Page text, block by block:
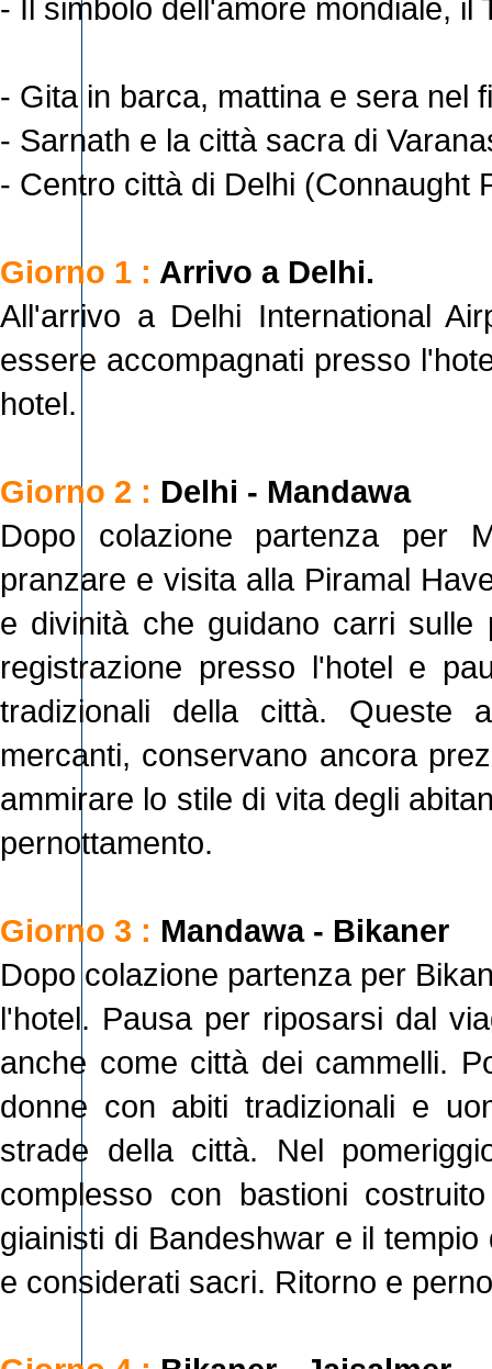
- Il simbolo dell'amore mondiale, il
- Gita in barca, mattina e sera nel
- Sarnath e la città sacra di
- Centro città di Delhi (Connaught
Giorno 1 : Arrivo a Delhi.
All'arrivo a Delhi International
essere accompagnati presso
hotel.
Giorno 2 : Delhi - Mandawa
Dopo colazione partenza per
pranzare e visita alla Piramal
e divinità che guidano carri sulle
registrazione presso l'hotel e
tradizionali della città. Queste
mercanti, conservano ancora
ammirare lo stile di vita degli
pernottamento.
Giorno 3 : Mandawa - Bikaner
Dopo colazione partenza per
l'hotel. Pausa per riposarsi dal
anche come città dei cammelli.
donne con abiti tradizionali e
strade della città. Nel
complesso con bastioni
giainisti di Bandeshwar e il
e considerati sacri. Ritorno e